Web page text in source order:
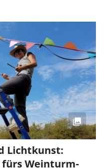
Lichtkunst:
fürs Weinturm-